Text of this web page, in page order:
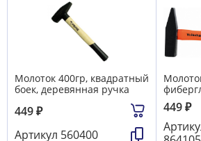
Молоток 400гр, квадратный
боек, деревянная ручка
449₽
Артикул 560400
449₽